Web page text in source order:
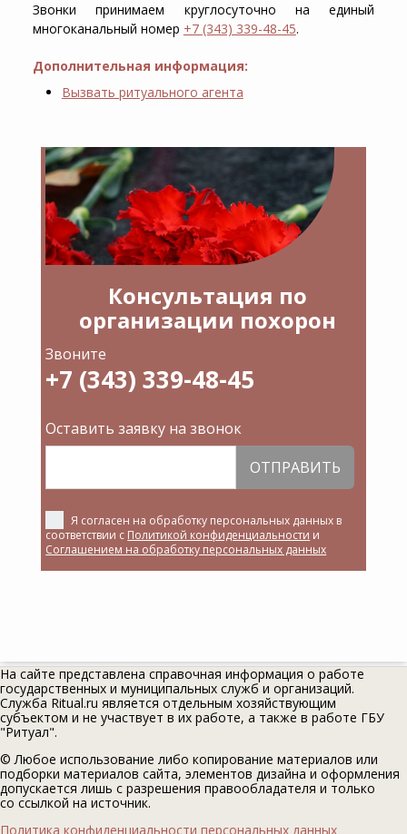
Звонки принимаем круглосуточно на единый
многоканальный номер +7 (343) 339-48-45.
Дополнительная информация:
Вызвать ритуального агента
Консультация по
организации похорон
Звоните
+7 (343) 339-48-45
Оставить заявку на звонок
ОТПРАВИТЬ
Я согласен на обработку персональных данных в
соответствии с Политикой конфиденциальности и
Соглашением на обработку персональных данных
На сайте представлена справочная информация о работе
государственных и муниципальных служб и организаций.
Служба Ritual.ru является отдельным хозяйствующим
субъектом и не участвует в их работе, а также в работе ГБУ
"Ритуал".
© Любое использование либо копирование материалов или
подборки материалов сайта, элементов дизайна и оформления
допускается лишь с разрешения правообладателя и только
со ссылкой на источник.
Политика конфиденциальности персональных данных